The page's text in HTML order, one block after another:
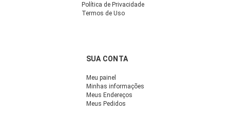
Política de Privacidade
Termos de Uso
SUA CONTA
Meu painel
Minhas informações
Meus Endereços
Meus Pedidos